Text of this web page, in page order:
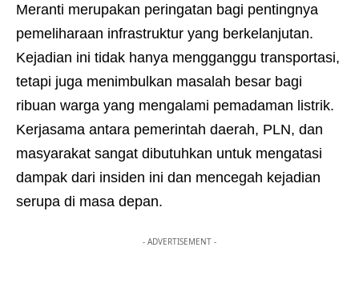
Meranti merupakan peringatan bagi pentingnya
pemeliharaan infrastruktur yang berkelanjutan.
Kejadian ini tidak hanya mengganggu transportasi,
tetapi juga menimbulkan masalah besar bagi
ribuan warga yang mengalami pemadaman listrik.
Kerjasama antara pemerintah daerah, PLN, dan
masyarakat sangat dibutuhkan untuk mengatasi
dampak dari insiden ini dan mencegah kejadian
serupa di masa depan.
- ADVERTISEMENT -